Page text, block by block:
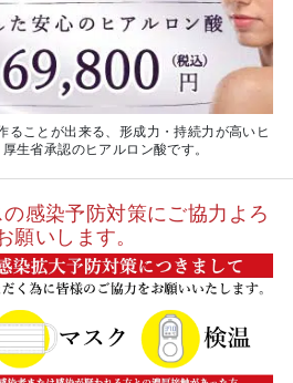
ることが出来る、形成力・持続力が高いヒ
生省承認のヒアルロン酸です。
感染予防対策にご協力よろ
願いします。